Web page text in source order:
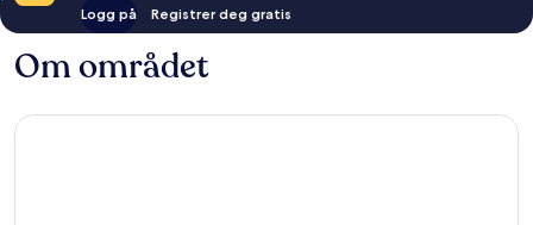
Logg på Registrer deg gratis
Om området